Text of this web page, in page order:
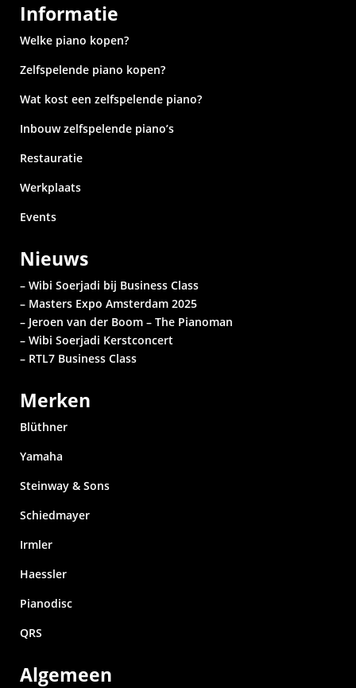
Informatie
Welke piano kopen?
Zelfspelende piano kopen?
Wat kost een zelfspelende piano?
Inbouw zelfspelende piano’s
Restauratie
Werkplaats
Events
Nieuws
– Wibi Soerjadi bij Business Class
– Masters Expo Amsterdam 2025
– Jeroen van der Boom – The Pianoman
– Wibi Soerjadi Kerstconcert
– RTL7 Business Class
Merken
Blüthner
Yamaha
Steinway & Sons
Schiedmayer
Irmler
Haessler
Pianodisc
QRS
Algemeen